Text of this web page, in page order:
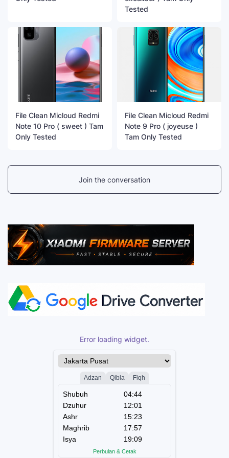
Tested
File Clean Micloud Redmi
Note 10 Pro ( sweet ) Tam
Only Tested
File Clean Micloud Redmi
Note 9 Pro ( joyeuse )
Tam Only Tested
Join the conversation
Error loading widget.